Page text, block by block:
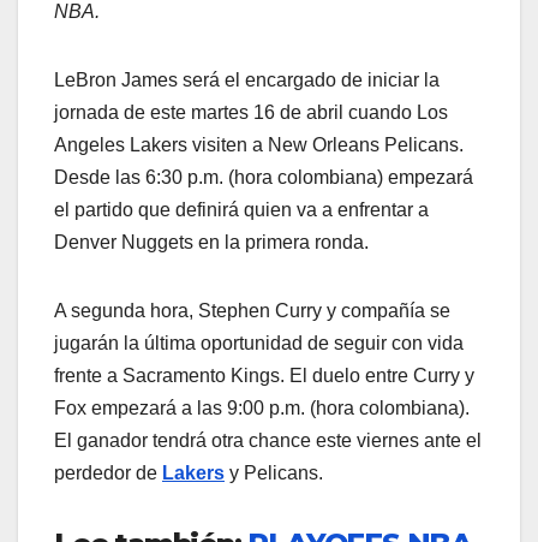
NBA.
LeBron James será el encargado de iniciar la
jornada de este martes 16 de abril cuando Los
Angeles Lakers visiten a New Orleans Pelicans.
Desde las 6:30 p.m. (hora colombiana) empezará
el partido que definirá quien va a enfrentar a
Denver Nuggets en la primera ronda.
A segunda hora, Stephen Curry y compañía se
jugarán la última oportunidad de seguir con vida
frente a Sacramento Kings. El duelo entre Curry y
Fox empezará a las 9:00 p.m. (hora colombiana).
El ganador tendrá otra chance este viernes ante el
perdedor de Lakers y Pelicans.